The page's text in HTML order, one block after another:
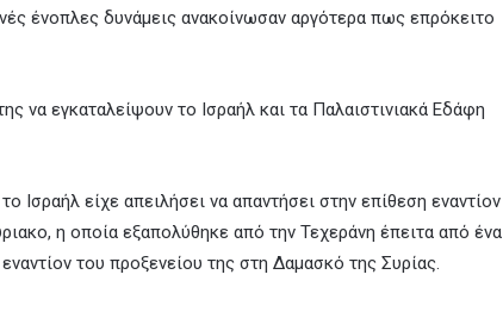
ένοπλες δυνάμεις ανακοίνωσαν αργότερα πως επρόκειτο
να εγκαταλείψουν το Ισραήλ και τα Παλαιστινιακά Εδάφη
Ισραήλ είχε απειλήσει να απαντήσει στην επίθεση εναντίον
η οποία εξαπολύθηκε από την Τεχεράνη έπειτα από ένα
του προξενείου της στη Δαμασκό της Συρίας.